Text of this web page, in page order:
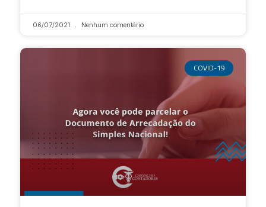
06/07/2021 Nenhum comentário
COVID-19